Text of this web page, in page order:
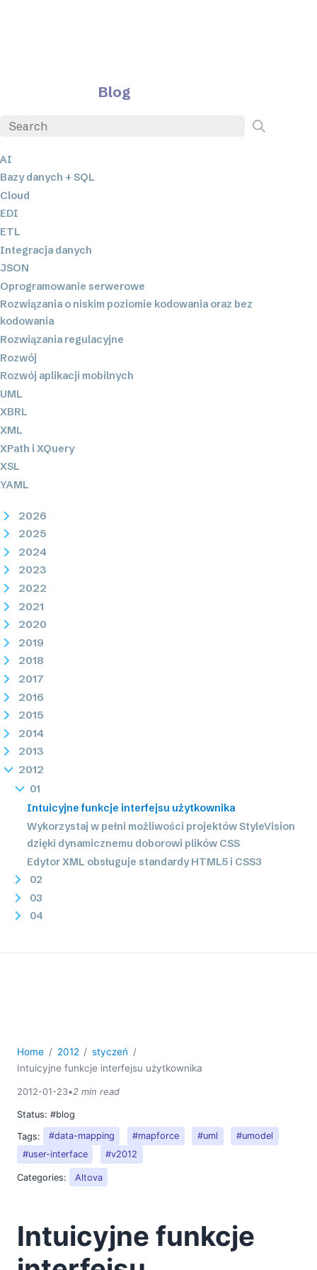
Blog
AI
Bazy danych + SQL
Cloud
EDI
ETL
Integracja danych
JSON
Oprogramowanie serwerowe
Rozwiązania o niskim poziomie kodowania oraz bez
kodowania
Rozwiązania regulacyjne
Rozwój
Rozwój aplikacji mobilnych
UML
XBRL
XML
XPath i XQuery
XSL
YAML
2026
2025
2024
2023
2022
2021
2020
2019
2018
2017
2016
2015
2014
2013
2012
01
Intuicyjne funkcje interfejsu użytkownika
Wykorzystaj w pełni możliwości projektów StyleVision
dzięki dynamicznemu doborowi plików CSS
Edytor XML obsługuje standardy HTML5 i CSS3
02
03
04
06
2010
2008
2007
Home 2012
styczeń
Intuicyjne funkcje interfejsu użytkownika
2012-01-23•2 min read
Status: #blog
Tags:
#data-mapping #mapforce #uml
#umodel
#user-interface
#v2012
Categories: Altova
Intuicyjne funkcje